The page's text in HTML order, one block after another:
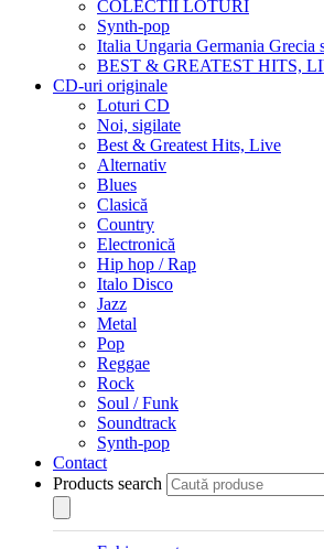
COLECTII LOTURI
Synth-pop
Italia Ungaria Germania Grecia
BEST & GREATEST HITS,
CD-uri originale
Loturi CD
Noi, sigilate
Best & Greatest Hits, Live
Alternativ
Blues
Clasică
Country
Electronică
Hip hop / Rap
Italo Disco
Jazz
Metal
Pop
Reggae
Rock
Soul / Funk
Soundtrack
Synth-pop
Contact
Products search